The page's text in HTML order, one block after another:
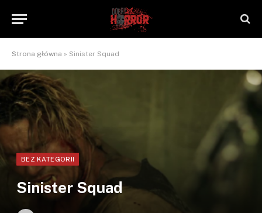
Strona główna » Sinister Squad
BEZ KATEGORII
Sinister Squad